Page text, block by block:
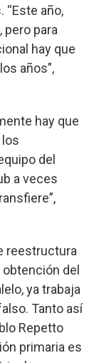
año,
para
hay que
años”,
hay que
los
del
a veces
reestructura
del
ya trabaja
Tanto así
Repetto
primaria es